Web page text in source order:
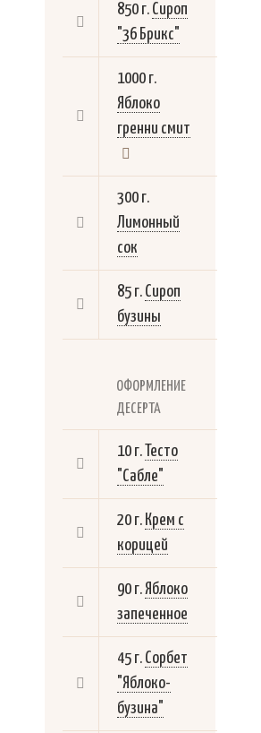
850 г. Сироп
"36 Брикс"
1000 г.
Яблоко
гренни смит
300 г.
Лимонный
сок
85 г. Сироп
бузины
ОФОРМЛЕНИЕ
ДЕСЕРТА
10 г.Тесто
"Сабле"
20 г. Крем с
корицей
90 г.Яблоко
запеченное
45 г. Сорбет
"Яблоко-
бузина"